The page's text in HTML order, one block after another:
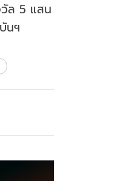
ล 5 แสน
นฯ